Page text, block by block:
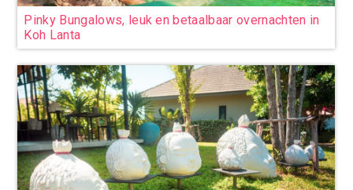
Pinky Bungalows, leuk en betaalbaar overnachten in
Koh Lanta